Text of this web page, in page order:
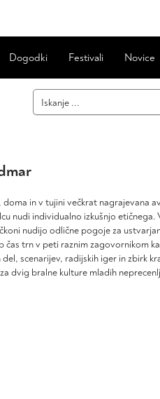
Dogodki Festivali Novice
doma in v tujini večkrat nagrajevana
nudi individualno izkušnjo
nudijo odlične pogoje za
čas trn v peti raznim zagovornikom
scenarijev, radijskih iger in zbirk
dvig bralne kulture mladih